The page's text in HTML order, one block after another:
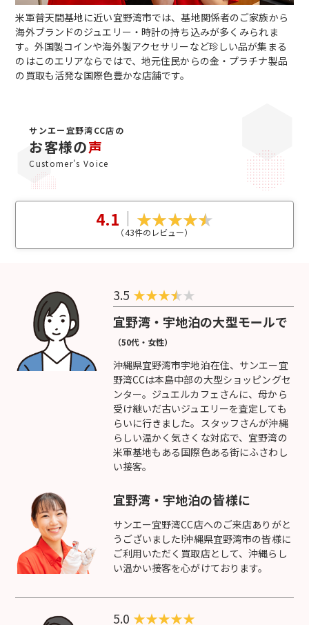
米軍普天間基地に近い宜野湾市では、基地関係者のご家族から
海外ブランドのジュエリー・時計の持ち込みが多くみられま
す。外国製コインや海外製アクセサリーなど珍しい品が集まる
のはこのエリアならではで、地元住民からの金・プラチナ製品
の買取も活発な国際色豊かな店舗です。
サンエー宜野湾CC店の
お客様の声
Customer's Voice
4.1
（43件のレビュー）
3.5 ★★★
★
宜野湾・宇地泊の大型モールで
（50代・女性）
沖縄県宜野湾市宇地泊在住、サンエー宜
野湾CCは本島中部の大型ショッピングセ
ンター。ジュエルカフェさんに、母から
受け継いだ古いジュエリーを査定しても
らいに行きました。スタッフさんが沖縄
らしい温かく気さくな対応で、宜野湾の
米軍基地もある国際色ある街にふさわし
い接客。
宜野湾・宇地泊の皆様に
サンエー宜野湾CC店へのご来店ありがと
うございました!沖縄県宜野湾市の皆様に
ご利用いただく買取店として、沖縄らし
い温かい接客を心がけております。
5.0 ★★★★★